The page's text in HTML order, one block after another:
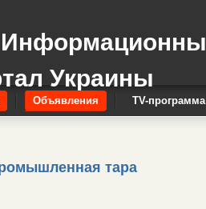
Украины
Объявления TV-программа
тара